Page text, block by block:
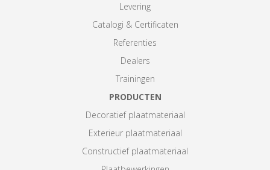
Levering
Catalogi & Certificaten
Referenties
Dealers
Trainingen
PRODUCTEN
Decoratief plaatmateriaal
Exterieur plaatmateriaal
Constructief plaatmateriaal